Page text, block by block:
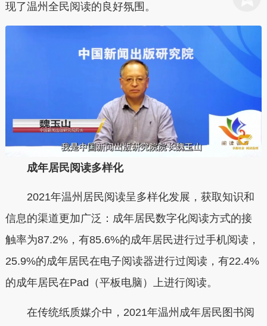
现了温州全民阅读的良好氛围。
成年居民阅读多样化
2021年温州居民阅读呈多样化发展，获取知识和
信息的渠道更加广泛：成年居民数字化阅读方式的接
触率为87.2%，有85.6%的成年居民进行过手机阅读，
25.9%的成年居民在电子阅读器进行过阅读，有22.4%
的成年居民在Pad（平板电脑）上进行阅读。
在传统纸质媒介中，2021年温州成年居民图书阅